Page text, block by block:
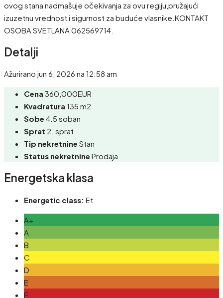
ovog stana nadmašuje očekivanja za ovu regiju,pružajući
izuzetnu vrednost i sigurnost za buduće vlasnike.KONTAKT
OSOBA SVETLANA 062569714.
Detalji
Ažurirano jun 6, 2026 na 12:58 am
Cena 360,000EUR
Kvadratura 135 m2
Sobe 4.5 soban
Sprat 2. sprat
Tip nekretnine Stan
Status nekretnine Prodaja
Energetska klasa
Energetic class: Et
A+
A
B
C
D
E
F